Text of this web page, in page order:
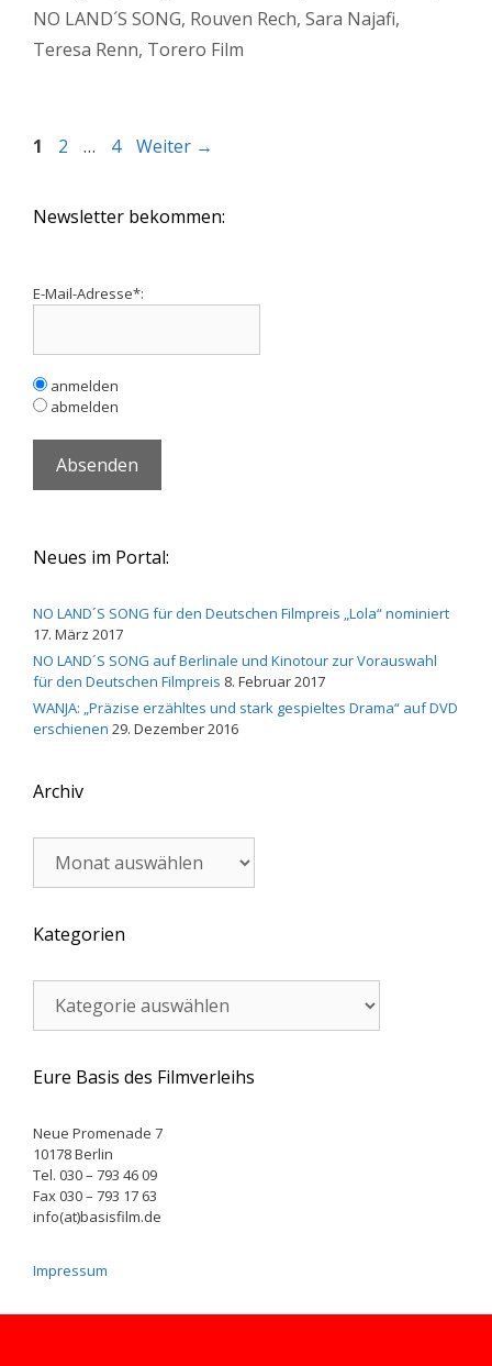
NO LAND´S SONG, Rouven Rech, Sara Najafi,
Teresa Renn, Torero Film
Seite
1 Seite
2 … Seite
4 Weiter →
Newsletter bekommen:
E-Mail-Adresse*:
anmelden
abmelden
Neues im Portal:
NO LAND´S SONG für den Deutschen Filmpreis „Lola“ nominiert
17. März 2017
NO LAND´S SONG auf Berlinale und Kinotour zur Vorauswahl
für den Deutschen Filmpreis 8. Februar 2017
WANJA: „Präzise erzähltes und stark gespieltes Drama“ auf DVD
erschienen 29. Dezember 2016
Archiv
Kategorien
Eure Basis des Filmverleihs
Neue Promenade 7
10178 Berlin
Tel. 030 – 793 46 09
Fax 030 – 793 17 63
info(at)basisfilm.de
Impressum